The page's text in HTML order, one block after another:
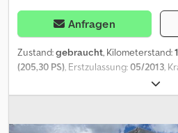
Anfragen
Zustand:gebraucht, Kilometerstand:
(205,30 PS), Erstzulassung:05/2013,
, nächste
Blau, Getriebetyp:mechanisch,
Ladebordwand, * DAF FA LF 45.180